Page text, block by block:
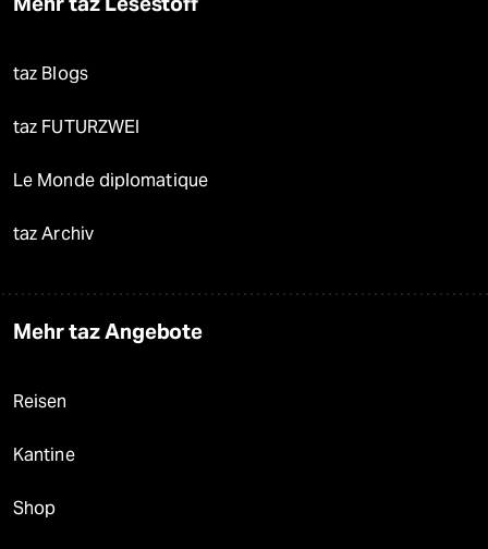
taz Blogs
taz FUTURZWEI
Le Monde diplomatique
taz Archiv
Mehr taz Angebote
Reisen
Kantine
Shop